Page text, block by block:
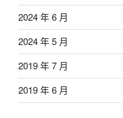
2024 年 6 月
2024 年 5 月
2019 年 7 月
2019 年 6 月